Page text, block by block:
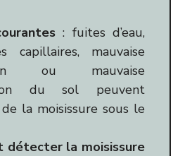
: fuites d’eau,
capillaires, mauvaise
ou mauvaise
du sol peuvent
la moisissure sous le
détecter la moisissure